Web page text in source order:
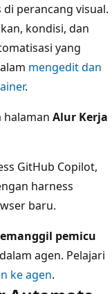
perancang visual.
kondisi, dan
yang
mengedit dan
.
halaman Alur Kerja
GitHub Copilot,
harness
baru.
pemicu
agen. Pelajari
ke agen.